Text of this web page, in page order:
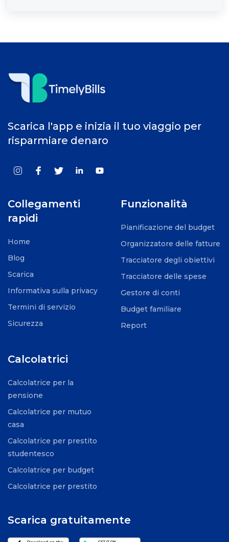
Scarica l'app e inizia il tuo viaggio per
risparmiare denaro
Collegamenti
rapidi
Home
Blog
Scarica
Informativa sulla privacy
Termini di servizio
Sicurezza
Funzionalità
Pianificazione del budget
Organizzatore delle fatture
Tracciatore degli obiettivi
Tracciatore delle spese
Gestore di conti
Budget familiare
Report
Calcolatrici
Calcolatrice per la
pensione
Calcolatrice per mutuo
casa
Calcolatrice per prestito
studentesco
Calcolatrice per budget
Calcolatrice per prestito
Scarica gratuitamente